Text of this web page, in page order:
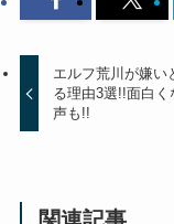
エルフ荒川が嫌い
る理由3選!!面白く
声も!!